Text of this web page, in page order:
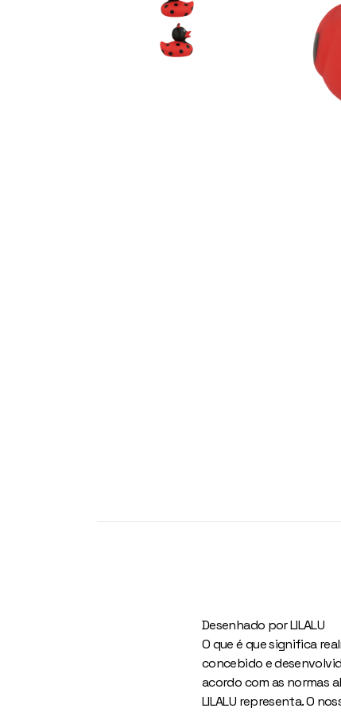
Desenhado por LILALU
O que é que significa
concebido e
acordo com as normas
LILALU representa. O